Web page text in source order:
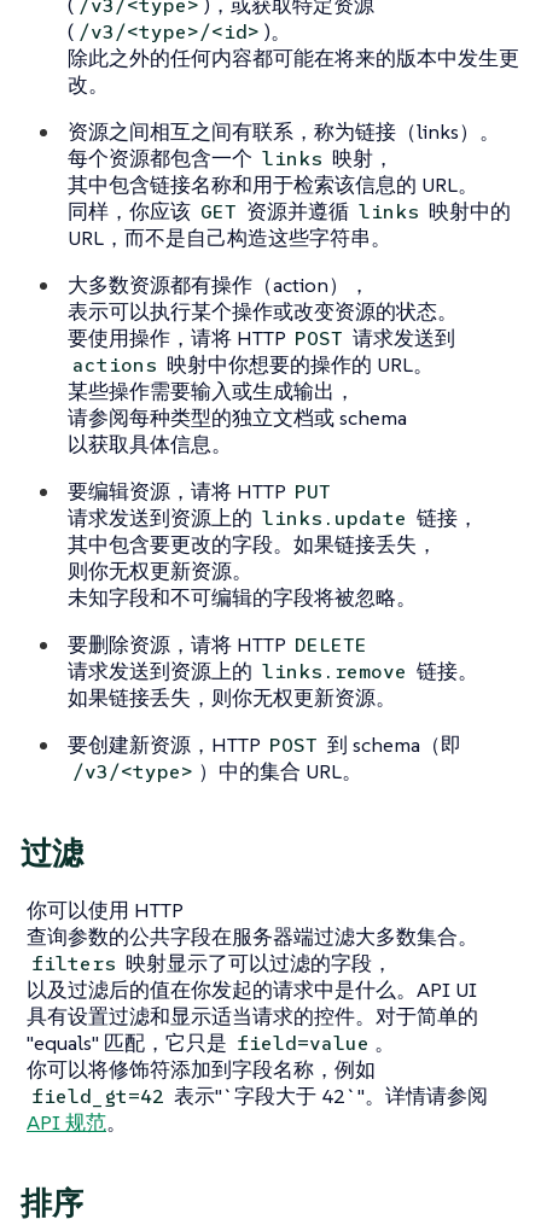
/v3/<type>
( /v3/<type>/<id> )。
除此之外的任何内容都可能在将来的版本中发生更
改。
资源之间相互之间有联系，称为链接（links）。
每个资源都包含一个 links 映射，
其中包含链接名称和用于检索该信息的 URL。
同样，你应该 GET 资源并遵循 links 映射中的
URL，而不是自己构造这些字符串。
大多数资源都有操作（action），
表示可以执行某个操作或改变资源的状态。
要使用操作，请将 HTTP POST 请求发送到
actions 映射中你想要的操作的 URL。
某些操作需要输入或生成输出，
请参阅每种类型的独立文档或 schema
以获取具体信息。
要编辑资源，请将 HTTP PUT
请求发送到资源上的 links.update 链接，
其中包含要更改的字段。如果链接丢失，
则你无权更新资源。
未知字段和不可编辑的字段将被忽略。
要删除资源，请将 HTTP DELETE
请求发送到资源上的 links.remove 链接。
如果链接丢失，则你无权更新资源。
要创建新资源，HTTP POST 到 schema（即
/v3/<type> ）中的集合 URL。
过滤
你可以使用 HTTP
查询参数的公共字段在服务器端过滤大多数集合。
filters 映射显示了可以过滤的字段，
以及过滤后的值在你发起的请求中是什么。API UI
具有设置过滤和显示适当请求的控件。对于简单的
"equals" 匹配，它只是 field=value 。
你可以将修饰符添加到字段名称，例如
field_gt=42 表示"`字段大于 42`"。详情请参阅
API 规范。
排序